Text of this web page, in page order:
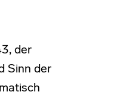
der
Sinn der